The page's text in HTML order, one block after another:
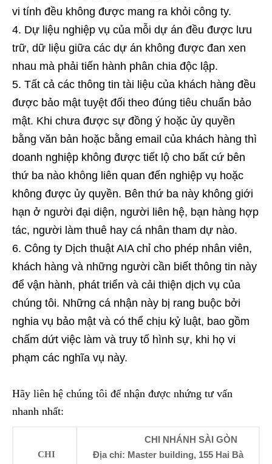
vi tính đều không được mang ra khỏi công ty.
Dự liệu nghiệp vụ của mỗi dự án đều được lưu
trữ, dữ liệu giữa các dự án không được đan xen
nhau mà phải tiến hành phân chia độc lập.
Tất cả các thông tin tài liệu của khách hàng đều
được bảo mật tuyệt đối theo đúng tiêu chuẩn bảo
mật. Khi chưa được sự đồng ý hoặc ủy quyền
bằng văn bản hoặc bằng email của khách hàng thì
doanh nghiệp không được tiết lộ cho bất cứ bên
thứ ba nào không liên quan đến nghiệp vụ hoặc
không được ủy quyền. Bên thứ ba này không giới
hạn ở người đại diện, người liên hệ, bạn hàng hợp
tác, người làm thuê hay cá nhân tham dự nào.
Công ty Dịch thuật AIA chỉ cho phép nhân viên,
khách hàng và những người cần biết thông tin này
để vận hành, phát triển và cải thiện dịch vụ của
chúng tôi. Những cá nhận này bị rang buộc bởi
nghia vụ bảo mật và có thể chịu kỷ luật, bao gồm
chấm dứt việc làm và truy tố hình sự, khi họ vi
phạm các nghĩa vụ này.
Hãy liên hệ chúng tôi để nhận được nhứng tư vấn
nhanh nhất:
CHI
CHI NHÁNH SÀI GÒN
Địa chỉ: Master building, 155 Hai Bà